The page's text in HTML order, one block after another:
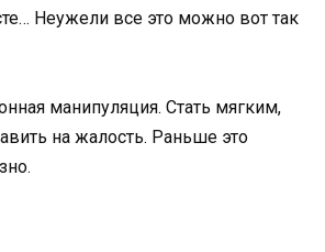
Неужели все это можно вот так
манипуляция. Стать мягким,
на жалость. Раньше это